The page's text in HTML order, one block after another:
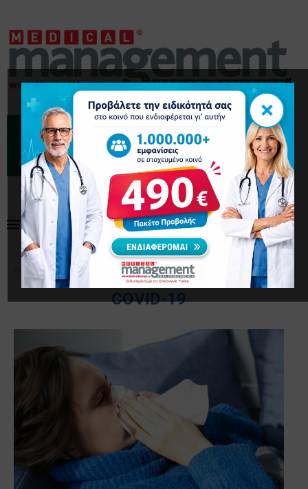
Home Tags Posts tagged with "COVID-19"
COVID-19
×
×